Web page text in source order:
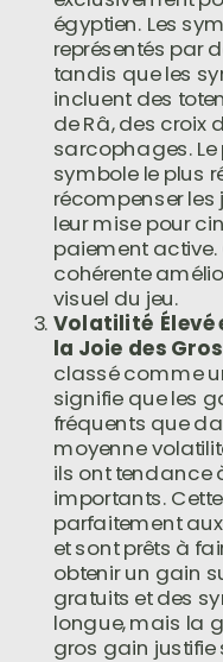
égyptien. Les
représentés par
tandis que les
incluent des
de Râ, des croix
sarcophages. Le
symbole le plus
récompenser les
leur mise pour
paiement
cohérente
visuel du jeu.
Volatilité
la Joie des
classé comme
signifie que les
fréquents que
moyenne
ils ont tendance
importants.
parfaitement
et sont prêts à
obtenir un gain
gratuits et des
longue, mais la
gros gain justifie